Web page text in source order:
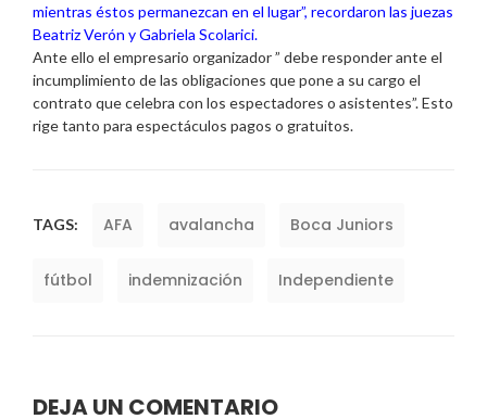
mientras éstos permanezcan en el lugar”, recordaron las juezas
Beatriz Verón y Gabriela Scolarici.
Ante ello el empresario organizador ” debe responder ante el
incumplimiento de las obligaciones que pone a su cargo el
contrato que celebra con los espectadores o asistentes”. Esto
rige tanto para espectáculos pagos o gratuitos.
TAGS: AFA avalancha Boca Juniors
fútbol indemnización Independiente
DEJA UN COMENTARIO